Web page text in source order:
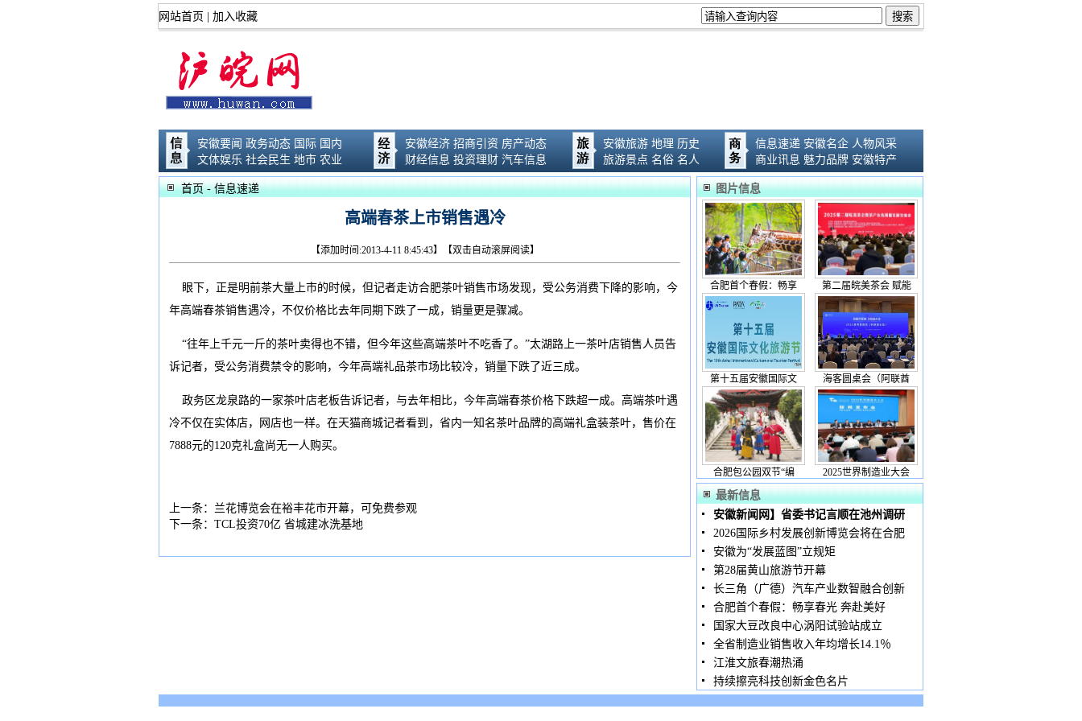
网站首页 加入收藏
安徽要闻 政务动态 国际 国内
文体娱乐 社会民生 地市 农业
安徽经济 招商引资 房产动态
财经信息 投资理财 汽车信息
安徽旅游 地理 历史
旅游景点 名俗 名人
信息速递 安徽名企 人物风采
商业讯息 魅力品牌 安徽特产
首页- 信息速递
高端春茶上市销售遇冷
【添加时间:2013-4-11 8:45:43】【双击自动滚屏阅读】
眼下，正是明前茶大量上市的时候，但记者走访合肥茶叶销售市场发现，受公务消费下降的影响，今
年高端春茶销售遇冷，不仅价格比去年同期下跌了一成，销量更是骤减。
“往年上千元一斤的茶叶卖得也不错，但今年这些高端茶叶不吃香了。”太湖路上一茶叶店销售人员告
诉记者，受公务消费禁令的影响，今年高端礼品茶市场比较冷，销量下跌了近三成。
政务区龙泉路的一家茶叶店老板告诉记者，与去年相比，今年高端春茶价格下跌超一成。高端茶叶遇
冷不仅在实体店，网店也一样。在天猫商城记者看到，省内一知名茶叶品牌的高端礼盒装茶叶，售价在
7888元的120克礼盒尚无一人购买。
上一条： 兰花博览会在裕丰花市开幕，可免费参观
下一条： TCL投资70亿 省城建冰洗基地
图片信息
合肥首个春假：畅享 第二届皖美茶会 赋能
第十五届安徽国际文 海客圆桌会（阿联酋
合肥包公园双节“编 2025世界制造业大会
最新信息
安徽新闻网】省委书记言顺在池州调研
2026国际乡村发展创新博览会将在合肥
安徽为“发展蓝图”立规矩
第28届黄山旅游节开幕
长三角（广德）汽车产业数智融合创新
合肥首个春假：畅享春光 奔赴美好
国家大豆改良中心涡阳试验站成立
全省制造业销售收入年均增长14.1％
江淮文旅春潮热涌
持续擦亮科技创新金色名片